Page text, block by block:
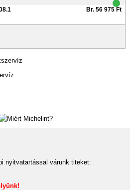
Br. 56 975 Ft
nyitvatartással várunk titeket: